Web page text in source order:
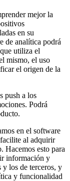
mejor la
en su
de analítica podrá
utiliza el
mismo, el uso
el origen de la
push a los
Podrá
en el software
al adquirir
Hacemos esto para
información y
y los de terceros, y
y funcionalidad